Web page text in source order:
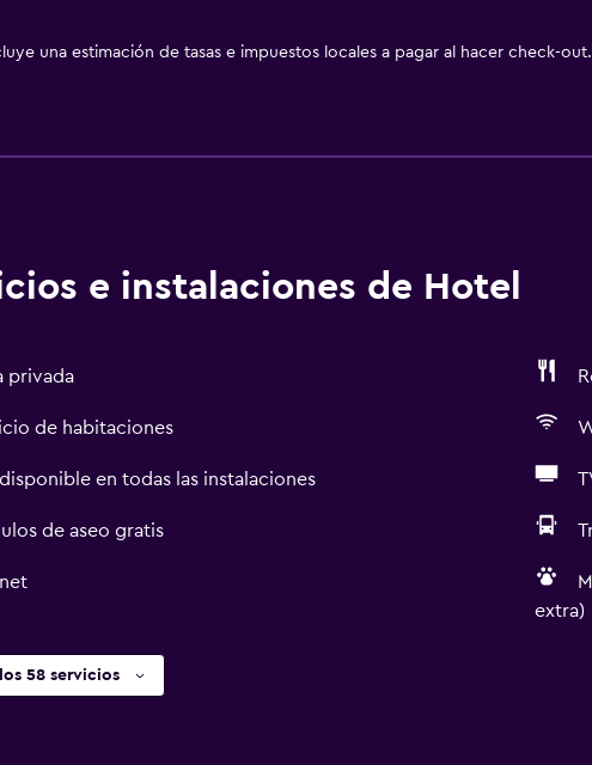
una estimación de tasas e impuestos locales a pagar al hacer check-out.
e instalaciones de Hotel
privada
de habitaciones
en todas las instalaciones
de aseo gratis
extra)
58 servicios